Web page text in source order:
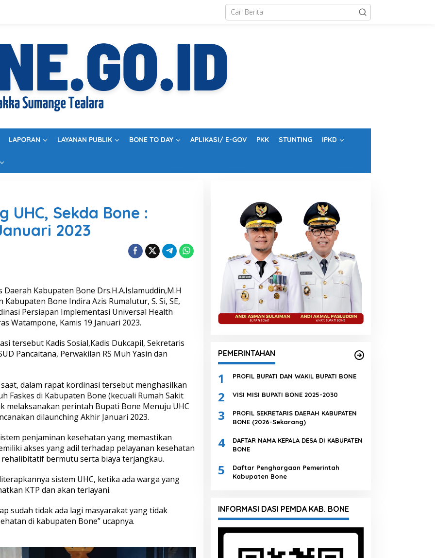
LAPORAN LAYANAN PUBLIK BONE TO DAY APLIKASI/ E-GOV PKK STUNTING IPKD
UHC, Sekda Bone :
2023
Daerah Kabupaten Bone Drs.H.A.Islamuddin,M.H
Kabupaten Bone Indira Azis Rumalutur, S. Si, SE,
Persiapan Implementasi Universal Health
Watampone, Kamis 19 Januari 2023.
tersebut Kadis Sosial,Kadis Dukcapil, Sekretaris
Pancaitana, Perwakilan RS Muh Yasin dan
dalam rapat kordinasi tersebut menghasilkan
Faskes di Kabupaten Bone (kecuali Rumah Sakit
melaksanakan perintah Bupati Bone Menuju UHC
dilaunching Akhir Januari 2023.
penjaminan kesehatan yang memastikan
akses yang adil terhadap pelayanan kesehatan
bermutu serta biaya terjangkau.
sistem UHC, ketika ada warga yang
KTP dan akan terlayani.
sudah tidak ada lagi masyarakat yang tidak
di kabupaten Bone” ucapnya.
PEMERINTAHAN
1 PROFIL BUPATI DAN WAKIL BUPATI BONE
2 VISI MISI BUPATI BONE 2025-2030
3
PROFIL SEKRETARIS DAERAH KABUPATEN
BONE (2026-Sekarang)
4
DAFTAR NAMA KEPALA DESA DI KABUPATEN
BONE
5
Daftar Penghargaan Pemerintah
Kabupaten Bone
INFORMASI DASI PEMDA KAB. BONE